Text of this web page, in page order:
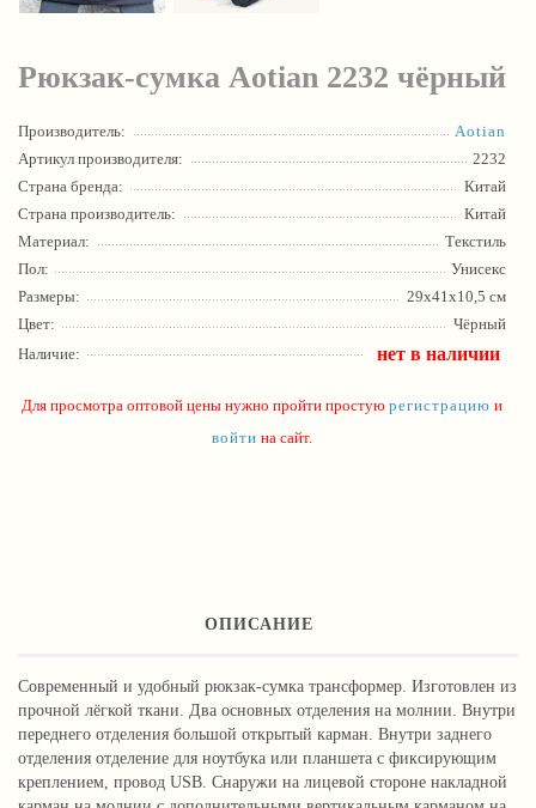
Рюкзак-сумка Aotian 2232 чёрный
Производитель:
Aotian
Артикул производителя:
2232
Страна бренда:
Китай
Страна производитель:
Китай
Материал:
Текстиль
Пол:
Унисекс
Размеры:
29х41x10,5 см
Цвет:
Чёрный
Наличие:
нет в наличии
Для просмотра оптовой цены нужно пройти простую регистрацию и
войти на сайт.
ОПИСАНИЕ
Современный и удобный рюкзак-сумка трансформер. Изготовлен из
прочной лёгкой ткани. Два основных отделения на молнии. Внутри
переднего отделения большой открытый карман. Внутри заднего
отделения отделение для ноутбука или планшета с фиксирующим
креплением, провод USB. Снаружи на лицевой стороне накладной